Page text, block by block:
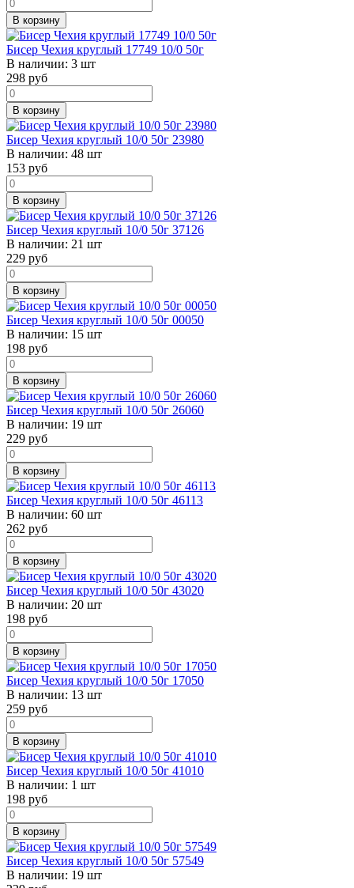
В корзину
Бисер Чехия круглый 17749 10/0 50г
В наличии: 3 шт
298 руб
В корзину
Бисер Чехия круглый 10/0 50г 23980
В наличии: 48 шт
153 руб
В корзину
Бисер Чехия круглый 10/0 50г 37126
В наличии: 21 шт
229 руб
В корзину
Бисер Чехия круглый 10/0 50г 00050
В наличии: 15 шт
198 руб
В корзину
Бисер Чехия круглый 10/0 50г 26060
В наличии: 19 шт
229 руб
В корзину
Бисер Чехия круглый 10/0 50г 46113
В наличии: 60 шт
262 руб
В корзину
Бисер Чехия круглый 10/0 50г 43020
В наличии: 20 шт
198 руб
В корзину
Бисер Чехия круглый 10/0 50г 17050
В наличии: 13 шт
259 руб
В корзину
Бисер Чехия круглый 10/0 50г 41010
В наличии: 1 шт
198 руб
В корзину
Бисер Чехия круглый 10/0 50г 57549
В наличии: 19 шт